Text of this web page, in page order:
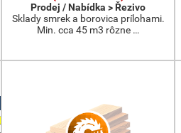
Prodej / Nabídka > Řezivo
Sklady smrek a borovica prílohami.
Min. cca 45 m3 rôzne …